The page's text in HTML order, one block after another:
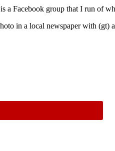
is a Facebook group that I run of
in a local newspaper with (gt)